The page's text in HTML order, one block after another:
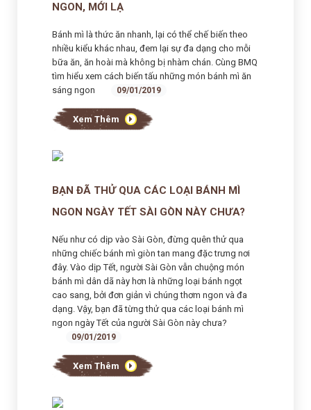
NGON, MỚI LẠ
Bánh mì là thức ăn nhanh, lại có thể chế biến theo
nhiều kiểu khác nhau, đem lại sự đa dạng cho mỗi
bữa ăn, ăn hoài mà không bị nhàm chán. Cùng BMQ
tìm hiểu xem cách biến tấu những món bánh mì ăn
sáng ngon
09/01/2019
Xem Thêm
BẠN ĐÃ THỬ QUA CÁC LOẠI BÁNH MÌ
NGON NGÀY TẾT SÀI GÒN NÀY CHƯA?
Nếu như có dịp vào Sài Gòn, đừng quên thử qua
những chiếc bánh mì giòn tan mang đặc trưng nơi
đây. Vào dịp Tết, người Sài Gòn vẫn chuộng món
bánh mì dân dã này hơn là những loại bánh ngọt
cao sang, bởi đơn giản vì chúng thơm ngon và đa
dạng. Vậy, bạn đã từng thử qua các loại bánh mì
ngon ngày Tết của người Sài Gòn này chưa?
09/01/2019
Xem Thêm